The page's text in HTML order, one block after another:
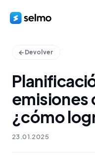
Devolver
emisiones
¿cómo
23.01.2025